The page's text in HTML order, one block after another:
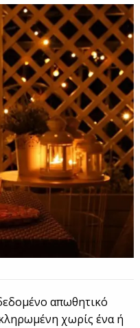
απωθητικό
χωρίς ένα ή